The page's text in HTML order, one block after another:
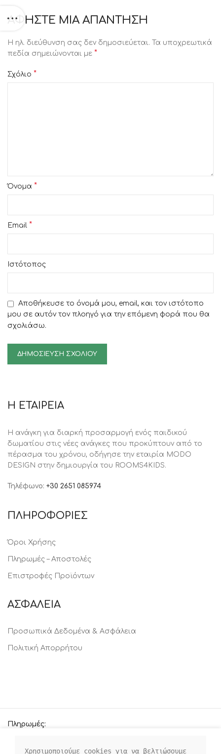
ΑΦΉΣΤΕ ΜΙΑ ΑΠΆΝΤΗΣΗ
Η ηλ. διεύθυνση σας δεν δημοσιεύεται.
Τα υποχρεωτικά
πεδία σημειώνονται με *
Σχόλιο *
Όνομα *
Email *
Ιστότοπος
Αποθήκευσε το όνομά μου, email, και τον ιστότοπο
μου σε αυτόν τον πλοηγό για την επόμενη φορά που θα
σχολιάσω.
Η ΕΤΑΙΡΕΙΑ
Η ανάγκη για διαρκή προσαρμογή ενός παιδικού
δωματίου στις νέες ανάγκες που προκύπτουν από το
πέρασμα του χρόνου, oδήγησε την εταιρία MODO
DESIGN στην δημιουργία του ROOMS4KIDS.
Τηλέφωνο: +30 2651 085974
ΠΛΗΡΟΦΟΡΙΕΣ
Όροι Χρήσης
Πληρωμές – Αποστολές
Επιστροφές Προϊόντων
ΑΣΦΑΛΕΙΑ
Προσωπικά Δεδομένα & Ασφάλεια
Πολιτική Απορρήτου
Πληρωμές:
Χρησιμοποιούμε cookies για να βελτιώσουμε